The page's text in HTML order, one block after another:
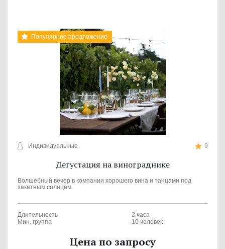
Популярное предложение
Индивидуальные 9
Дегустация на винограднике
Волшебный вечер в компании хорошего вина и танцами под
закатным солнцем.
Длительность
2 часа
Мин. группа
10 человек
Цена по запросу